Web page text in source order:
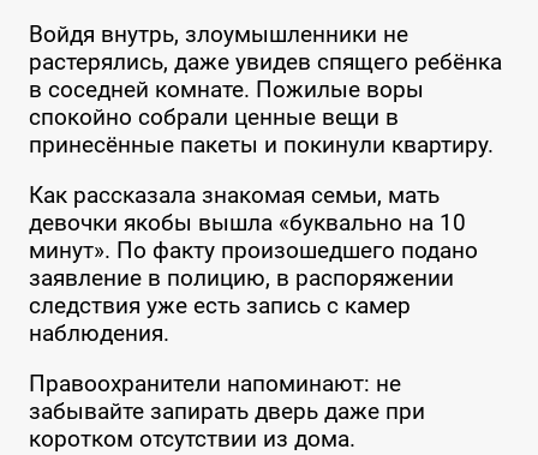
Войдя внутрь, злоумышленники не
растерялись, даже увидев спящего ребёнка
в соседней комнате. Пожилые воры
спокойно собрали ценные вещи в
принесённые пакеты и покинули квартиру.
Как рассказала знакомая семьи, мать
девочки якобы вышла «буквально на 10
минут». По факту произошедшего подано
заявление в полицию, в распоряжении
следствия уже есть запись с камер
наблюдения.
Правоохранители напоминают: не
забывайте запирать дверь даже при
коротком отсутствии из дома.